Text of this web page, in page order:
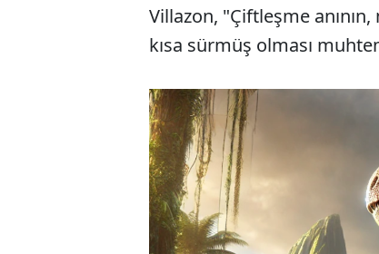
Villazon, "Çiftleşme
kısa sürmüş olması